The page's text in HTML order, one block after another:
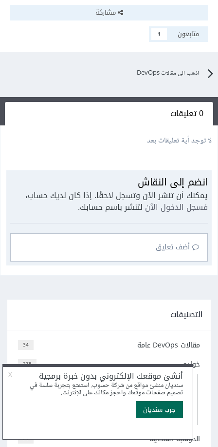
مشاركة
متابعون
1
اذهب الى مقالات DevOps
0 تعليقات
لا توجد أية تعليقات بعد
انضم إلى النقاش
يمكنك أن تنشر الآن وتسجل لاحقًا. إذا كان لديك حساب،
فسجل الدخول الآن لتنشر باسم حسابك.
أضف تعليق
التصنيفات
34 مقالات DevOps عامة
278 خوادم
الويب HTTP
البريد الإلكتروني
قواعد البيانات
74 الحوسبة السحابية